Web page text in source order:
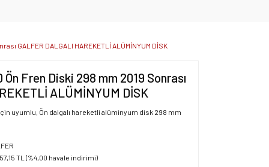
GALFER DALGALI HAREKETLİ ALÜMİNYUM DİSK
Fren Diski 298 mm 2019 Sonrası
ALÜMİNYUM DİSK
için uyumlu, Ön dalgalı hareketli alüminyum disk 298 mm
TL (%4,00 havale indirimi)